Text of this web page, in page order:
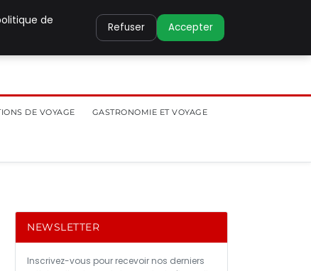
DE VOYAGE GASTRONOMIE ET VOYAGE
NEWSLETTER
Inscrivez-vous pour recevoir nos derniers
de
Refuser Accepter